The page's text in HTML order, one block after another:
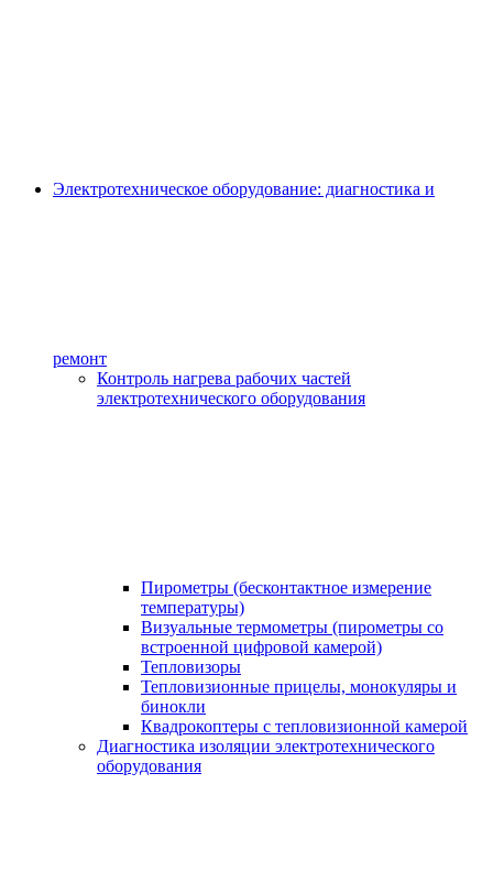
Электротехническое оборудование: диагностика и
ремонт
Контроль нагрева рабочих частей
электротехнического оборудования
Пирометры (бесконтактное измерение
температуры)
Визуальные термометры (пирометры со
встроенной цифровой камерой)
Тепловизоры
Тепловизионные прицелы, монокуляры и
бинокли
Квадрокоптеры с тепловизионной камерой
Диагностика изоляции электротехнического
оборудования